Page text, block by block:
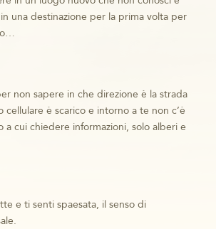
una destinazione per la prima volta per
non sapere in che direzione è la strada
cellulare è scarico e intorno a te non c’è
a cui chiedere informazioni, solo alberi e
e ti senti spaesata, il senso di